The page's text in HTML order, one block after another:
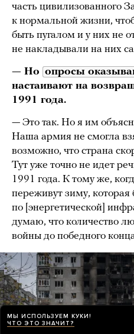
часть цивилизованного
к нормальной жизни,
быть пугалом и у них не
не накладывали на них
— Но опросы
настаивают на
1991 года.
— Это так. Но я им
Наша армия не смогла
возможно, что страна
Тут уже точно не идет
1991 года. К тому же,
переживут зиму, которая
по [энергетической]
думаю, что количество
войны до победного
МЫ ИСПОЛЬЗУЕМ КУКИ!
ЧТО ЭТО ЗНАЧИТ?